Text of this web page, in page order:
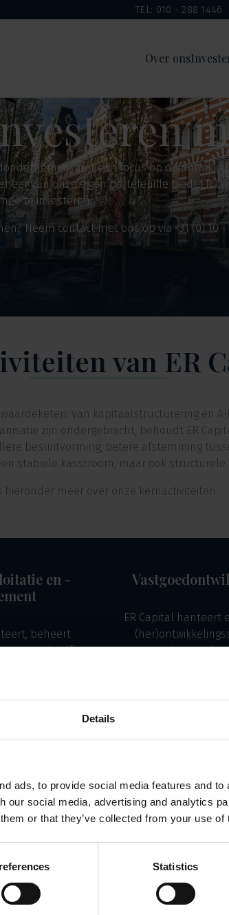
Details
ads, to provide social media features and
our social media, advertising and analytics
or that they’ve collected from your use
Statistics
TEL: 010 - 288 1446
Over ons
met een focus op de
van onze eigen portefeuille biedt ER
te investeren.
Neem contact met ons op via +31 (0) 10
van ER
van kapitaalstructurering en
zijn ondergebracht, behoudt ER
besluitvorming, betere afstemming
stabiele kasstroom, maar ook
hieronder meer over onze kernactiviteiten.
en -
beheert
zelf.
altijd
ER Capital hanteert
binnen
Contact